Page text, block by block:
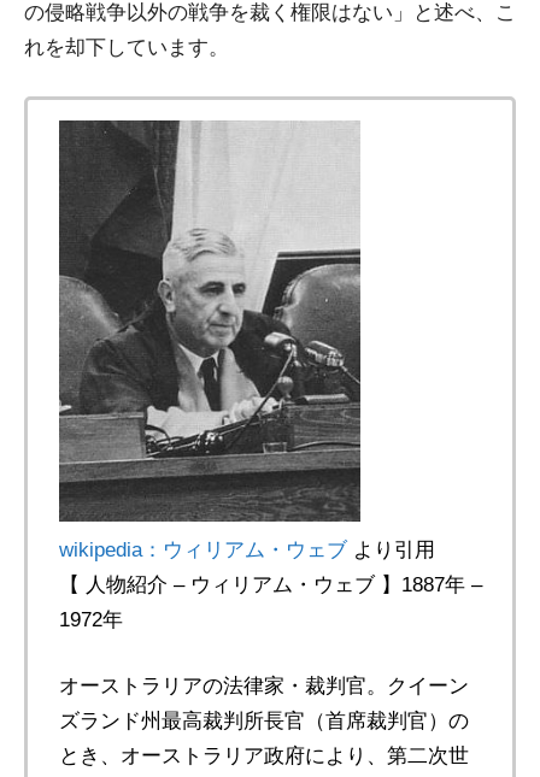
の侵略戦争以外の戦争を裁く権限はない」と述べ、こ
れを却下しています。
wikipedia：ウィリアム・ウェブより引用
【 人物紹介 – ウィリアム・ウェブ 】1887年 –
1972年
オーストラリアの法律家・裁判官。クイーン
ズランド州最高裁判所長官（首席裁判官）の
とき、オーストラリア政府により、第二次世